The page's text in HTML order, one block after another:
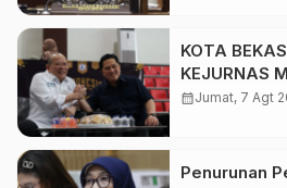
KOTA
KEJURNAS
calendar_monthJumat, 7 Agt
Penurunan